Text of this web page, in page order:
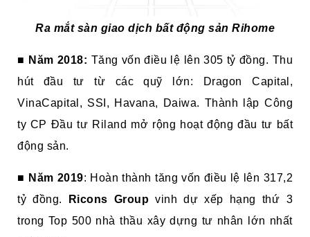
Ra mắt sàn giao dịch bất động sản Rihome
■ Năm 2018: Tăng vốn điều lệ lên 305 tỷ đồng. Thu
hút đầu tư từ các quỹ lớn: Dragon Capital,
VinaCapital, SSI, Havana, Daiwa. Thành lập Công
ty CP Đầu tư Riland mở rộng hoạt động đầu tư bất
động sản.
■ Năm 2019: Hoàn thành tăng vốn điều lệ lên 317,2
tỷ đồng.
Ricons Group vinh dự xếp hạng thứ 3
trong Top 500 nhà thầu xây dựng tư nhân lớn nhất